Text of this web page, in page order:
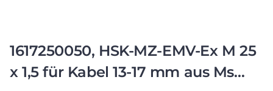
1617250050, HSK-MZ-EMV-Ex M 25
x 1,5 für Kabel 13-17 mm aus Ms